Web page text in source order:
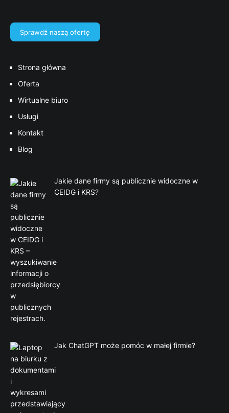
Sprawdź naszą ofertę
Strona główna
Oferta
Wirtualne biuro
Usługi
Kontakt
Blog
Jakie dane firmy są publicznie widoczne w
CEIDG i KRS?
Jak ChatGPT może pomóc w małej firmie?